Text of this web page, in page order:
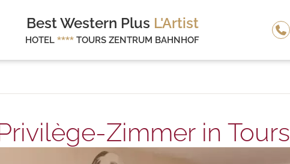
Best Western Plus L'Artist
HOTEL **** TOURS ZENTRUM BAHNHOF
Zimmer in Tours